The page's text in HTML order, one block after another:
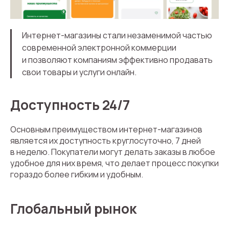
Интернет-магазины стали незаменимой частью
современной электронной коммерции
и позволяют компаниям эффективно продавать
свои товары и услуги онлайн.
Доступность 24/7
Основным преимуществом интернет-магазинов
является их доступность круглосуточно, 7 дней
в неделю. Покупатели могут делать заказы в любое
удобное для них время, что делает процесс покупки
гораздо более гибким и удобным.
Глобальный рынок